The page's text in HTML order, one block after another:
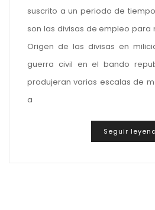
suscrito a un periodo de
son las divisas de empleo para
Origen de las divisas en
guerra civil en el bando
produjeran varias escalas de
a
Seguir